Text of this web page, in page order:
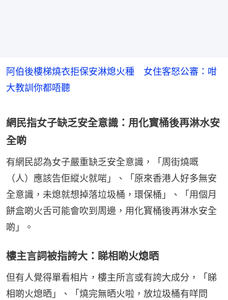
阿伯後樓梯燒衣拒保安淋熄火種 女住客怒公審：咁
大教訓你都唔聽
網民指女子缺乏安全意識：用化寳桶後再淋水安
全啲
有網民認為女子嚴重缺乏安全意識，「周街燒嘅
（人）應該告佢縱火就啱」、「原來香港人好多無安
全意識，未熄就想掉落垃圾桶，環保桶」、「用個月
餅盒啲火舌可能會吹到周邊，用化寳桶後再淋水安全
啲」。
樓主言詞被指誇大：睇相啲火熄晒
但有人覺得單看相片，樓主所言或有誇大成分，「睇
相啲火熄晒」、「燒完無晒火啦，放垃圾桶有咩問